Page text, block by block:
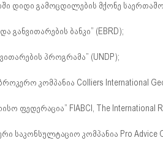
დიდი გამოცდილების მქონე
განვითარების ბანკი” (EBRD);
პროგრამა” (UNDP);
კომპანია Colliers International
ფედერაცია” FIABCI, The International
საკონსულტაციო კომპანია Pro Advice